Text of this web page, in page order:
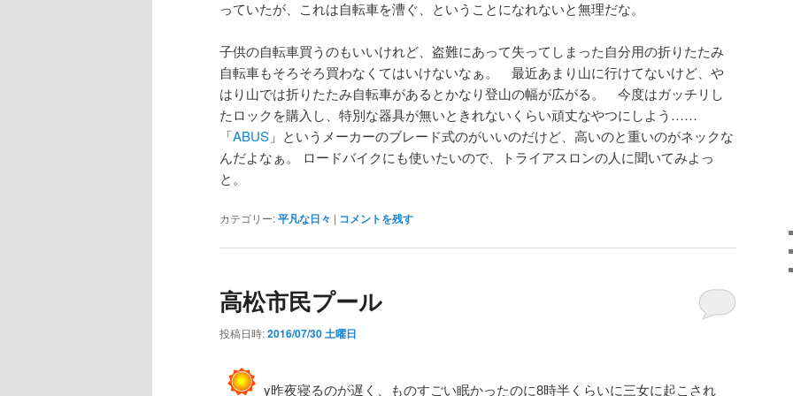
っていたが、これは自転車を漕ぐ、ということになれないと無理だな。
子供の自転車買うのもいいけれど、盗難にあって失ってしまった自分用の折りたたみ
自転車もそろそろ買わなくてはいけないなぁ。 最近あまり山に行けてないけど、や
はり山では折りたたみ自転車があるとかなり登山の幅が広がる。 今度はガッチリし
たロックを購入し、特別な器具が無いときれないくらい頑丈なやつにしよう……
「ABUS 」というメーカーのブレード式のがいいのだけど、高いのと重いのがネックな
んだよなぁ。 ロードバイクにも使いたいので、トライアスロンの人に聞いてみよっ
と。
カテゴリー:平凡な日々 | コメントを残す
高松市民プール
投稿日時:2016/07/30 土曜日
y昨夜寝るのが遅く、ものすごい眠かったのに8時半くらいに三女に起こされ